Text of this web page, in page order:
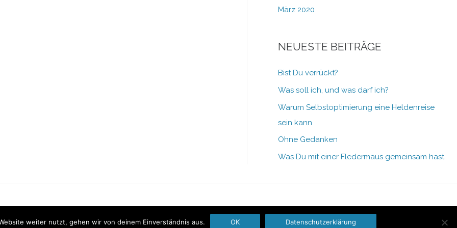
März 2020
NEUESTE BEITRÄGE
Bist Du verrückt?
Was soll ich, und was darf ich?
Warum Selbstoptimierung eine Heldenreise
sein kann
Ohne Gedanken
Was Du mit einer Fledermaus gemeinsam hast
weiter nutzt, gehen wir von deinem Einverständnis aus. OK Datenschutzerklärung